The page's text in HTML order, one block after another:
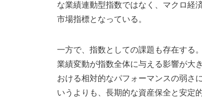
な業績連動型指数ではなく、マクロ経
市場指標となっている。
一方で、指数としての課題も存在する
業績変動が指数全体に与える影響が大
おける相対的なパフォーマンスの弱さ
いうよりも、長期的な資産保全と安定